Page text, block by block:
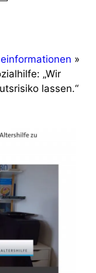
»
„Wir
lassen.“